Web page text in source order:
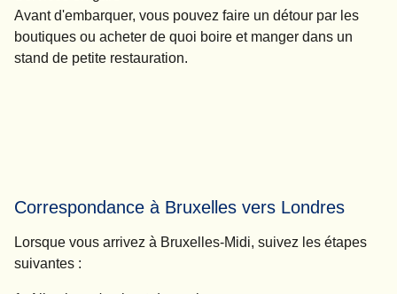
Avant d'embarquer, vous pouvez faire un détour par les
boutiques ou acheter de quoi boire et manger dans un
stand de petite restauration.
Correspondance à Bruxelles vers Londres
Lorsque vous arrivez à Bruxelles-Midi, suivez les étapes
suivantes :